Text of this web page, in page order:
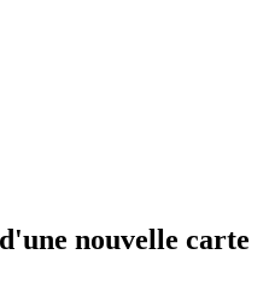
nouvelle carte